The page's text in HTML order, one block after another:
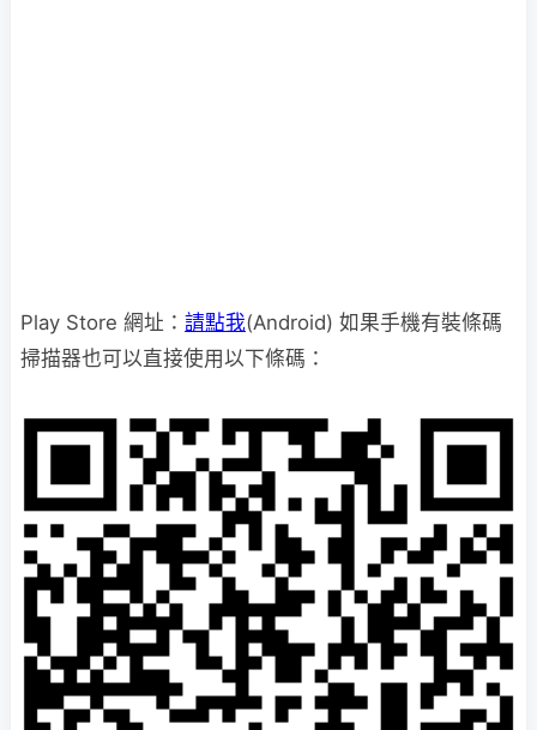
Play Store 網址： 請點我(Android) 如果手機有裝條碼
掃描器也可以直接使用以下條碼：